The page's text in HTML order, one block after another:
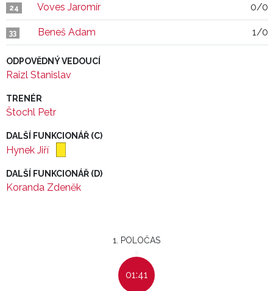
24 Voves Jaromír 0/0
33 Beneš Adam 1/0
ODPOVĚDNÝ VEDOUCÍ
Raizl Stanislav
TRENÉR
Štochl Petr
DALŠÍ FUNKCIONÁŘ (C)
Hynek Jiří
DALŠÍ FUNKCIONÁŘ (D)
Koranda Zdeněk
1. POLOČAS
01:41